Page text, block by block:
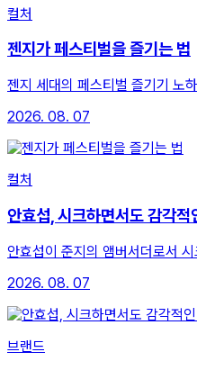
컬처
젠지가 페스티벌을 즐기는 법
젠지 세대의 페스티벌 즐기기 노
2026. 08. 07
컬처
안효섭, 시크하면서도 감각적
안효섭이 준지의 앰버서더로서
2026. 08. 07
브랜드